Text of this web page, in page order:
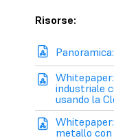
Risorse:
industriale
usando la
metallo